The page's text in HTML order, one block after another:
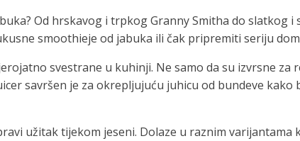
Od hrskavog i trpkog Granny Smitha do slatkog
smoothieje od jabuka ili čak pripremiti seriju
svestrane u kuhinji. Ne samo da su izvrsne
savršen je za okrepljujuću juhicu od bundeve kako
užitak tijekom jeseni. Dolaze u raznim